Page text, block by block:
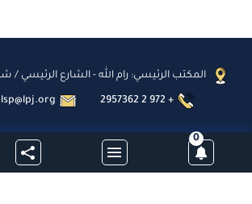
0
المكتب الرئيسي: رام الله - الشارع الرئيسي /
2957362 2 972 +